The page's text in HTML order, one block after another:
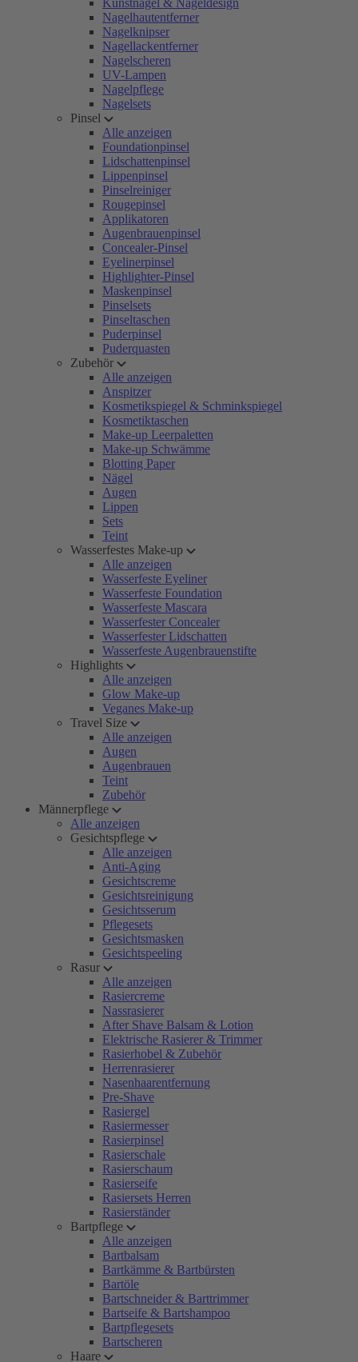
Kunstnägel & Nageldesign
Nagelhautentferner
Nagelknipser
Nagellackentferner
Nagelscheren
UV-Lampen
Nagelpflege
Nagelsets
Pinsel
Alle anzeigen
Foundationpinsel
Lidschattenpinsel
Lippenpinsel
Pinselreiniger
Rougepinsel
Applikatoren
Augenbrauenpinsel
Concealer-Pinsel
Eyelinerpinsel
Highlighter-Pinsel
Maskenpinsel
Pinselsets
Pinseltaschen
Puderpinsel
Puderquasten
Zubehör
Alle anzeigen
Anspitzer
Kosmetikspiegel & Schminkspiegel
Kosmetiktaschen
Make-up Leerpaletten
Make-up Schwämme
Blotting Paper
Nägel
Augen
Lippen
Sets
Teint
Wasserfestes Make-up
Alle anzeigen
Wasserfeste Eyeliner
Wasserfeste Foundation
Wasserfeste Mascara
Wasserfester Concealer
Wasserfester Lidschatten
Wasserfeste Augenbrauenstifte
Highlights
Alle anzeigen
Glow Make-up
Veganes Make-up
Travel Size
Alle anzeigen
Augen
Augenbrauen
Teint
Zubehör
Männerpflege
Alle anzeigen
Gesichtspflege
Alle anzeigen
Anti-Aging
Gesichtscreme
Gesichtsreinigung
Gesichtsserum
Pflegesets
Gesichtsmasken
Gesichtspeeling
Rasur
Alle anzeigen
Rasiercreme
Nassrasierer
After Shave Balsam & Lotion
Elektrische Rasierer & Trimmer
Rasierhobel & Zubehör
Herrenrasierer
Nasenhaarentfernung
Pre-Shave
Rasiergel
Rasiermesser
Rasierpinsel
Rasierschale
Rasierschaum
Rasierseife
Rasiersets Herren
Rasierständer
Bartpflege
Alle anzeigen
Bartbalsam
Bartkämme & Bartbürsten
Bartöle
Bartschneider & Barttrimmer
Bartseife & Bartshampoo
Bartpflegesets
Bartscheren
Haare